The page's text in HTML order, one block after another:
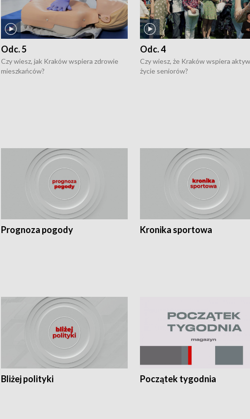
Odc. 5
Czy wiesz, jak Kraków wspiera zdrowie
mieszkańców?
Odc. 4
Czy wiesz, że Kraków wspiera
życie seniorów?
Prognoza pogody Kronika sportowa
Bliżej polityki Początek tygodnia